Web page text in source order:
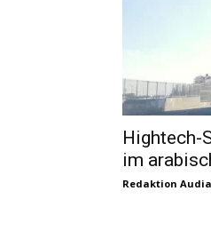
Hightech-
im
Redaktion